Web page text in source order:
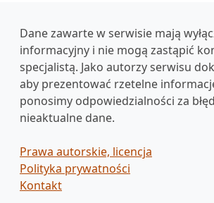
Dane zawarte w serwisie mają
informacyjny i nie mogą zastąpić
specjalistą. Jako autorzy serwisu
aby prezentować rzetelne
ponosimy odpowiedzialności za
nieaktualne dane.
Prawa autorskie, licencja
Polityka prywatności
Kontakt